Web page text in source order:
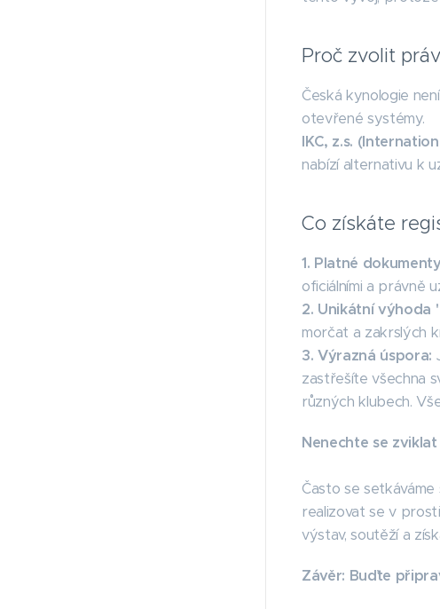
Proč zvolit
Česká kynologie
otevřené systémy.
IKC, z.s.
nabízí alternativu k
Co získáte
1. Platné
oficiálními a právně
2. Unikátní výhoda
morčat a zakrslých
3. Výrazná úspora:
zastřešíte všechna
různých klubech.
Nenechte se
Často se
realizovat se v
výstav, soutěží a
Závěr: Buďte